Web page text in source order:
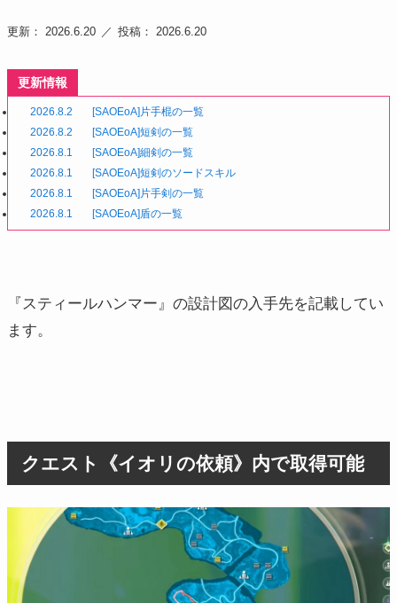
更新： 2026.6.20 投稿： 2026.6.20
更新情報
2026.8.2
[SAOEoA]片手棍の一覧
2026.8.2
[SAOEoA]短剣の一覧
2026.8.1
[SAOEoA]細剣の一覧
2026.8.1
[SAOEoA]短剣のソードスキル
2026.8.1
[SAOEoA]片手剣の一覧
2026.8.1
[SAOEoA]盾の一覧
『スティールハンマー』の設計図の入手先を記載してい
ます。
クエスト《イオリの依頼》内で取得可能